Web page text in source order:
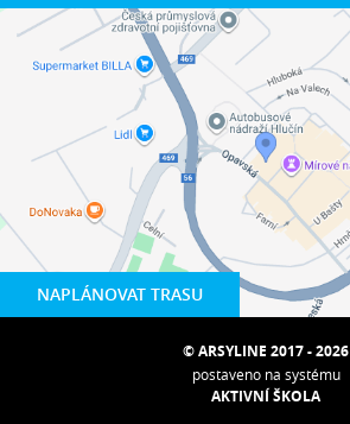
NAPLÁNOVAT TRASU
© ARSYLINE 2017 - 2026
postaveno na systému
AKTIVNÍ ŠKOLA